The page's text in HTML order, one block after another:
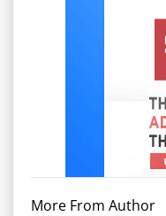
More From Author